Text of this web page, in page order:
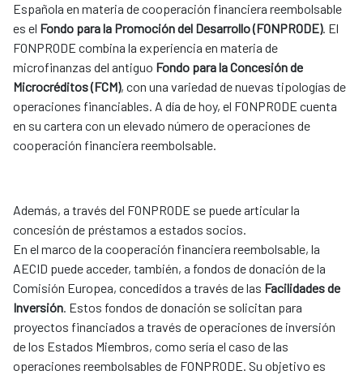
Española en materia de cooperación financiera reembolsable
es el Fondo para la Promoción del Desarrollo (FONPRODE). El
FONPRODE combina la experiencia en materia de
microfinanzas del antiguo Fondo para la Concesión de
Microcréditos (FCM), con una variedad de nuevas tipologías de
operaciones financiables. A día de hoy, el FONPRODE cuenta
en su cartera con un elevado número de operaciones de
cooperación financiera reembolsable.
Además, a través del FONPRODE se puede articular la
concesión de préstamos a estados socios.
En el marco de la cooperación financiera reembolsable, la
AECID puede acceder, también, a fondos de donación de la
Comisión Europea, concedidos a través de las Facilidades de
Inversión. Estos fondos de donación se solicitan para
proyectos financiados a través de operaciones de inversión
de los Estados Miembros, como sería el caso de las
operaciones reembolsables de FONPRODE. Su objetivo es